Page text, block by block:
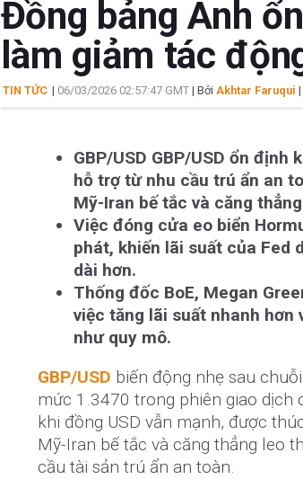
Đồng bảng Anh
làm giảm tác
TIN TỨC | 06/03/2026 02:57:47 GMT| Bởi Akhtar Faruqui |
GBP/USD GBP/USD ổn
hỗ trợ từ nhu cầu trú ẩn an
Mỹ-Iran bế tắc và căng
Việc đóng cửa eo biển
phát, khiến lãi suất của Fed
dài hơn.
Thống đốc BoE, Megan
việc tăng lãi suất nhanh
như quy mô.
GBP/USD biến động nhẹ sau
mức 1.3470 trong phiên giao dịch
khi đồng USD vẫn mạnh, được
Mỹ-Iran bế tắc và căng thẳng leo
cầu tài sản trú ẩn an toàn.